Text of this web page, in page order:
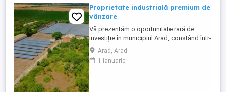
Proprietate industrială premium de
vânzare
Vă prezentăm o oportunitate rară de
investiție în municipiul Arad, constând într-
un complex industrial complet funcțional,
amplasat strategic pe Calea Bodrogului
(DJ 682F), cu acces rapid către
Arad, Arad
1 ianuarie